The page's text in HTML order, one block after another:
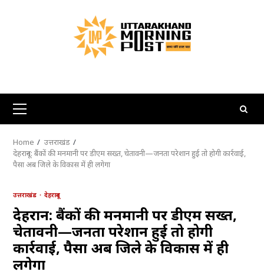
Primary
Menu
Home
उत्तराखंड
देहरादून: बैंकों की मनमानी पर डीएम सख्त, चेतावनी—जनता परेशान हुई तो होगी कार्रवाई,
पैसा अब जिले के विकास में ही लगेगा
उत्तराखंड देहरादून
देहरादून: बैंकों की मनमानी पर डीएम सख्त,
चेतावनी—जनता परेशान हुई तो होगी
कार्रवाई, पैसा अब जिले के विकास में ही
लगेगा